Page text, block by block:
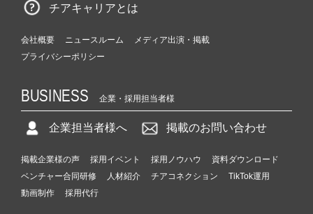
チアキャリアとは
会社概要 ニュースルーム
メディア出演・掲載
プライバシーポリシー
BUSINESS 企業・採用担当者様
企業担当者様へ 掲載のお問い合わせ
掲載企業様の声 採用イベント 採用ノウハウ
資料ダウンロード
ベンチャー合同研修
人材紹介 チアコネクション
TikTok運用
動画制作
採用代行